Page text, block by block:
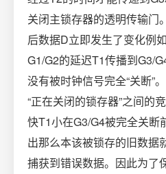
关闭主锁存器的透明传输门
后数据D立即发生了变化例
G1/G2的延迟T1传播到G3/
没有被时钟信号完全“关断”
“正在关闭的锁存器”之间的
快T1小在G3/G4被完全关断
出那么本该被锁存的旧数据
捕获到错误数据。因此为了